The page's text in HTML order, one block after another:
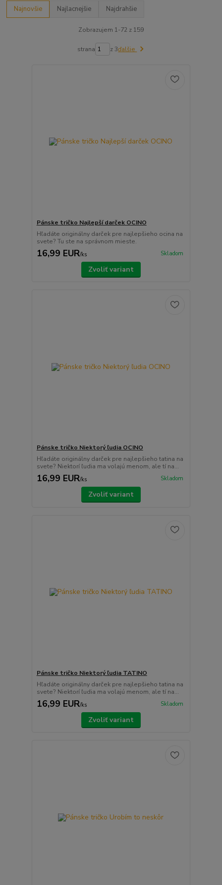
Najnovšie Najlacnejšie Najdrahšie
Zobrazujem 1-72 z 159
strana z 3ďalšie
Pánske tričko Najlepší darček OCINO
Hľadáte originálny darček pre najlepšieho ocina na
svete? Tu ste na správnom mieste.
16,99 EUR/ks Skladom
Zvoliť variant
Pánske tričko Niektorý ľudia OCINO
Hľadáte originálny darček pre najlepšieho tatina na
svete? Niektorí ľudia ma volajú menom, ale tí na...
16,99 EUR/ks Skladom
Zvoliť variant
Pánske tričko Niektorý ľudia TATINO
Hľadáte originálny darček pre najlepšieho tatina na
svete? Niektorí ľudia ma volajú menom, ale tí na...
16,99 EUR/ks Skladom
Zvoliť variant